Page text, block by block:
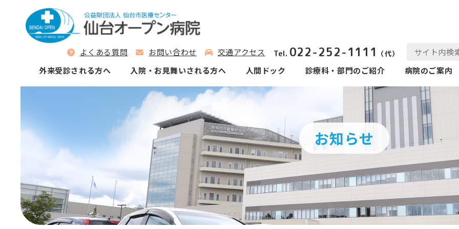
よくある質問 お問い合わせ 交通アクセス Tel. 022-252-1111 （代）
外来受診される⽅へ ⼊院‧お⾒舞いされる⽅へ 人間ドック 診療科‧部⾨のご紹介 病院のご案内
お知らせ